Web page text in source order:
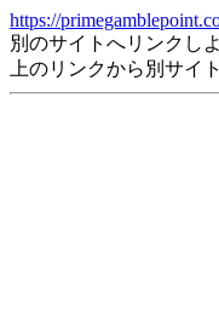
https://
別のサイトへリンクし
上のリンクから別サイ